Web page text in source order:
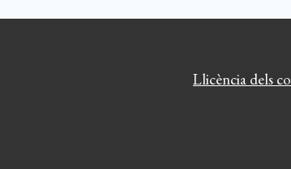
Llicència dels